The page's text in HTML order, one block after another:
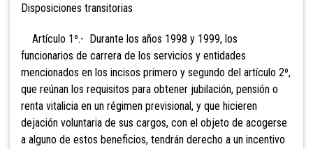
Disposiciones transitorias
Artículo 1º.- Durante los años 1998 y 1999, los
funcionarios de carrera de los servicios y entidades
mencionados en los incisos primero y segundo del artículo 2º,
que reúnan los requisitos para obtener jubilación, pensión o
renta vitalicia en un régimen previsional, y que hicieren
dejación voluntaria de sus cargos, con el objeto de acogerse
a alguno de estos beneficios, tendrán derecho a un incentivo